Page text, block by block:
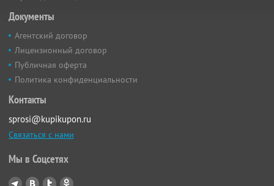
Документы
Агентский договор
Лицензионный договор
Публичная оферта
Политика конфиденциальности
Контакты
sprosi@kupikupon.ru
Связаться с нами
Мы в Соцсетях